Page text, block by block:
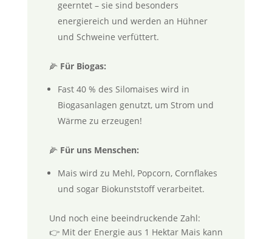
geerntet – sie sind besonders
energiereich und werden an Hühner
und Schweine verfüttert.
🌽 Für Biogas:
Fast 40 % des Silomaises wird in
Biogasanlagen genutzt, um Strom und
Wärme zu erzeugen!
🌽 Für uns Menschen:
Mais wird zu Mehl, Popcorn, Cornflakes
und sogar Biokunststoff verarbeitet.
Und noch eine beeindruckende Zahl:
👉 Mit der Energie aus 1 Hektar Mais kann